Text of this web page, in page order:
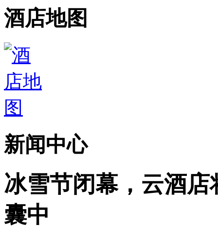
酒店地图
新闻中心
冰雪节闭幕，云酒店
囊中